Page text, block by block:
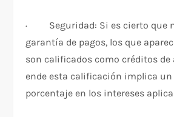
· Seguridad: Si es cierto que
garantía de pagos, los que
son calificados como créditos de
ende esta calificación implica un
porcentaje en los intereses